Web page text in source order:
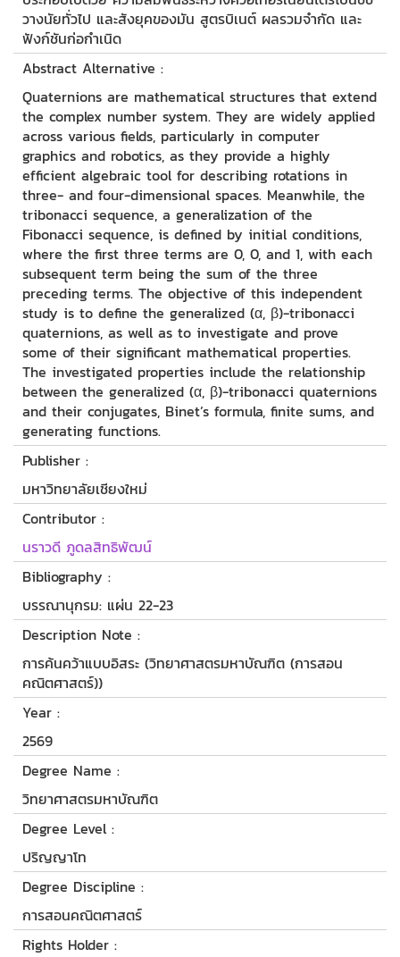
วางนัยทั่วไป และสังยุคของมัน สูตรบิเนต์ ผลรวมจำกัด และ
ฟังก์ชันก่อกำเนิด
Abstract Alternative :
Quaternions are mathematical structures that extend
the complex number system. They are widely applied
across various fields, particularly in computer
graphics and robotics, as they provide a highly
efficient algebraic tool for describing rotations in
three- and four-dimensional spaces. Meanwhile, the
tribonacci sequence, a generalization of the
Fibonacci sequence, is defined by initial conditions,
where the first three terms are 0, 0, and 1, with each
subsequent term being the sum of the three
preceding terms. The objective of this independent
study is to define the generalized (α, β)-tribonacci
quaternions, as well as to investigate and prove
some of their significant mathematical properties.
The investigated properties include the relationship
between the generalized (α, β)-tribonacci quaternions
and their conjugates, Binet’s formula, finite sums, and
generating functions.
Publisher :
มหาวิทยาลัยเชียงใหม่
Contributor :
นราวดี ภูดลสิทธิพัฒน์
Bibliography :
บรรณานุกรม: แผ่น 22-23
Description Note :
การค้นคว้าแบบอิสระ (วิทยาศาสตรมหาบัณฑิต (การสอน
คณิตศาสตร์))
Year :
2569
Degree Name :
วิทยาศาสตรมหาบัณฑิต
Degree Level :
ปริญญาโท
Degree Discipline :
การสอนคณิตศาสตร์
Rights Holder :